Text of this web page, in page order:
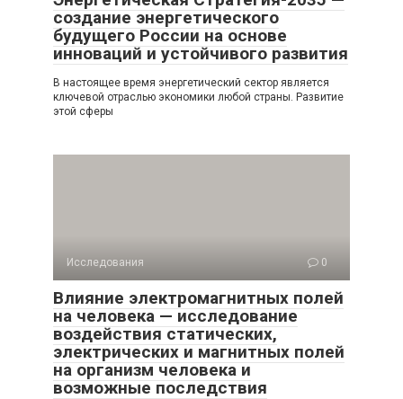
создание энергетического
будущего России на основе
инноваций и устойчивого развития
В настоящее время энергетический сектор является
ключевой отраслью экономики любой страны. Развитие
этой сферы
Исследования 0
Влияние электромагнитных полей
на человека — исследование
воздействия статических,
электрических и магнитных полей
на организм человека и
возможные последствия